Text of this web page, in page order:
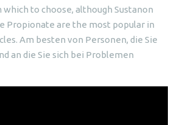
to choose, although Sustanon
Propionate are the most popular in
Am besten von Personen, die Sie
an die Sie sich bei Problemen